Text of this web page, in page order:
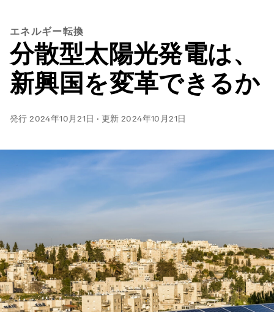
エネルギー転換
分散型太陽光発電は、
新興国を変革できるか
発行2024年10月21日 · 更新2024年10月21日